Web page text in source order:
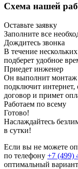
Схема нашей
Оставьте заявку
Заполните все
Дождитесь звонка
В течение
подберет удобное
Приедет инженер
Он выполнит монтаж
подключит интернет,
договор и примет
Работаем по всему
Готово!
Наслаждайтесь
в сутки!
Если вы не можете
по телефону +7 (499)
оптимальный